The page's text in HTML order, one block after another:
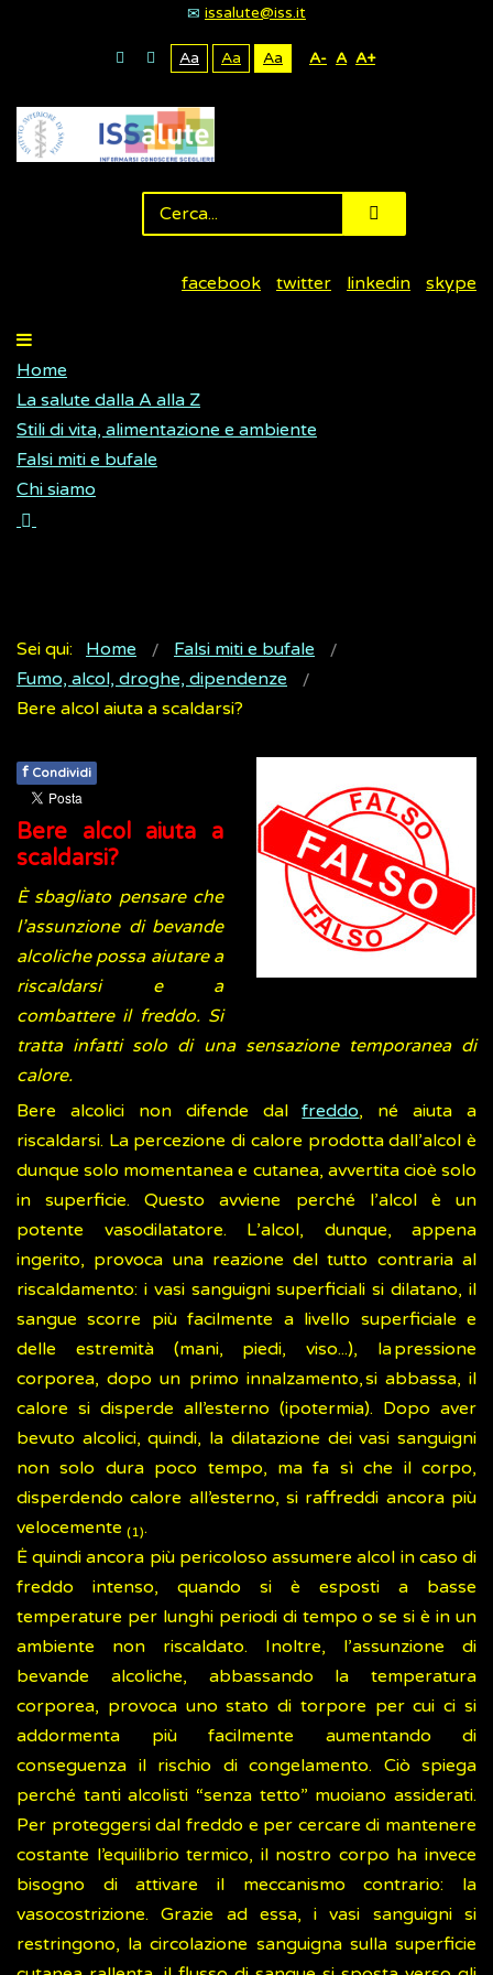
issalute@iss.it
Aa Aa Aa A- A A+
facebook twitter linkedin skype
Home
La salute dalla A alla Z
Stili di vita, alimentazione e ambiente
Falsi miti e bufale
Chi siamo
Sei qui: Home
Falsi miti e bufale
Fumo, alcol, droghe, dipendenze
Bere alcol aiuta a scaldarsi?
f Condividi
Bere alcol aiuta a
scaldarsi?
È sbagliato pensare che
l’assunzione di bevande
alcoliche possa aiutare a
riscaldarsi e a
combattere il freddo. Si
tratta infatti solo di una sensazione temporanea di
calore.
Bere alcolici non difende dalfreddo, né aiuta a
riscaldarsi. La percezione di calore prodotta dall’alcol è
dunque solo momentanea e cutanea, avvertita cioè solo
in superficie. Questo avviene perché l’alcol è un
potente vasodilatatore. L’alcol, dunque, appena
ingerito, provoca una reazione del tutto contraria al
riscaldamento: i vasi sanguigni superficiali si dilatano, il
sangue scorre più facilmente a livello superficiale e
delle estremità (mani, piedi, viso...), la pressione
corporea, dopo un primo innalzamento, si abbassa, il
calore si disperde all’esterno (ipotermia). Dopo aver
bevuto alcolici, quindi, la dilatazione dei vasi sanguigni
non solo dura poco tempo, ma fa sì che il corpo,
disperdendo calore all’esterno, si raffreddi ancora più
velocemente (1).
Ė quindi ancora più pericoloso assumere alcol in caso di
freddo intenso, quando si è esposti a basse
temperature per lunghi periodi di tempo o se si è in un
ambiente non riscaldato. Inoltre, l’assunzione di
bevande alcoliche, abbassando la temperatura
corporea, provoca uno stato di torpore per cui ci si
addormenta più facilmente aumentando di
conseguenza il rischio di congelamento. Ciò spiega
perché tanti alcolisti “senza tetto” muoiano assiderati.
Per proteggersi dal freddo e per cercare di mantenere
costante l’equilibrio termico, il nostro corpo ha invece
bisogno di attivare il meccanismo contrario: la
vasocostrizione. Grazie ad essa, i vasi sanguigni si
restringono, la circolazione sanguigna sulla superficie